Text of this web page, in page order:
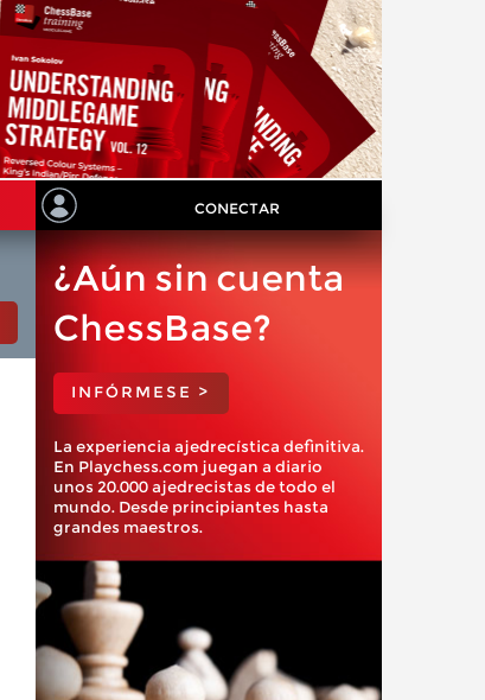
CONECTAR
¿Aún sin cuenta
ChessBase?
INFÓRMESE >
La experiencia ajedrecística definitiva.
En Playchess.com juegan a diario
unos 20.000 ajedrecistas de todo el
mundo. Desde principiantes hasta
grandes maestros.